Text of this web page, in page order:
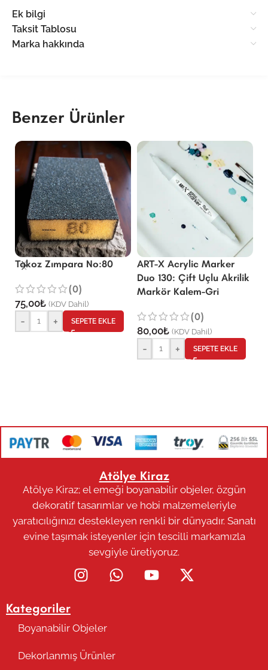
Ek bilgi
Taksit Tablosu
Marka hakkında
Benzer Ürünler
Takoz Zımpara No:80
(0)
75,00₺ (KDV Dahil)
- + SEPETE EKLE
ART-X Acrylic Marker
Duo 130: Çift Uçlu Akrilik
Markör Kalem-Gri
(0)
80,00₺ (KDV Dahil)
- + SEPETE EKLE
Atölye Kiraz
Atölye Kiraz; el emeği boyanabilir objeler, özgün
dekoratif tasarımlar ve hobi malzemeleriyle
yaratıcılığınızı destekleyen renkli bir dünyadır. Sanatı
evine taşımak isteyenler için tescilli markamızla
sevgiyle üretiyoruz.
Kategoriler
Boyanabilir Objeler
Dekorlanmış Ürünler